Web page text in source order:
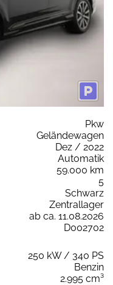
Pkw
Geländewagen
Dez / 2022
Automatik
59.000 km
5
Schwarz
Zentrallager
ab ca. 11.08.2026
D002702
250 kW / 340 PS
Benzin
2.995 cm³